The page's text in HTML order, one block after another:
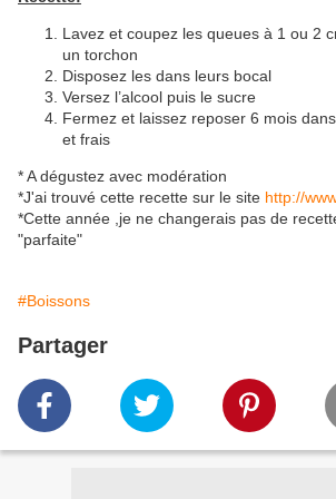
Lavez et coupez les queues à 1 ou 2
un torchon
Disposez les dans leurs bocal
Versez l’alcool puis le sucre
Fermez et laissez reposer 6 mois
et frais
* A dégustez avec modération
*J'ai trouvé cette recette sur le site http://
*Cette année ,je ne changerais pas de
"parfaite"
#Boissons
Partager